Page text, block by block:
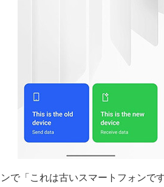
で「これは古いスマートフォンで